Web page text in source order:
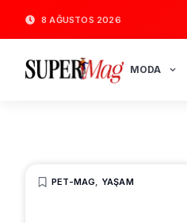
8 AĞUSTOS 2026
MODA
PET-MAG, YAŞAM